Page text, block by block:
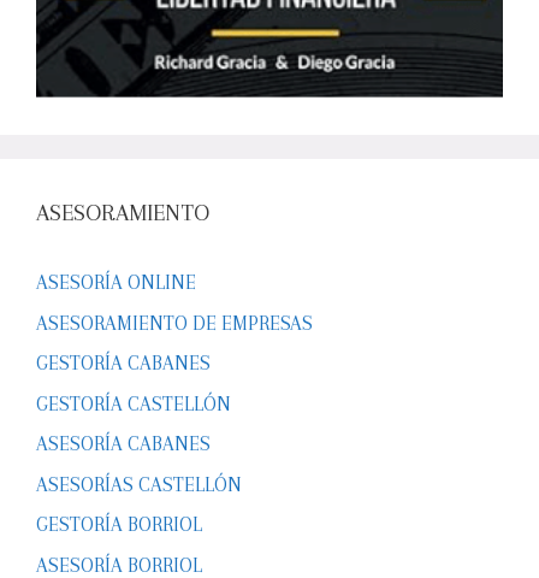
ASESORAMIENTO
ASESORÍA ONLINE
ASESORAMIENTO DE EMPRESAS
GESTORÍA CABANES
GESTORÍA CASTELLÓN
ASESORÍA CABANES
ASESORÍAS CASTELLÓN
GESTORÍA BORRIOL
ASESORÍA BORRIOL